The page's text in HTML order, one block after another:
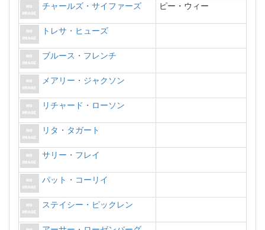
チャールズ・サイファーズ ピー・ウィー
トレサ・ヒューズ
ブルース・フレンチ
メアリー・ジャクソン
リチャード・ローソン
リタ・タガート
サリー・フレイ
パット・コーリイ
ステイシー・ピックレン